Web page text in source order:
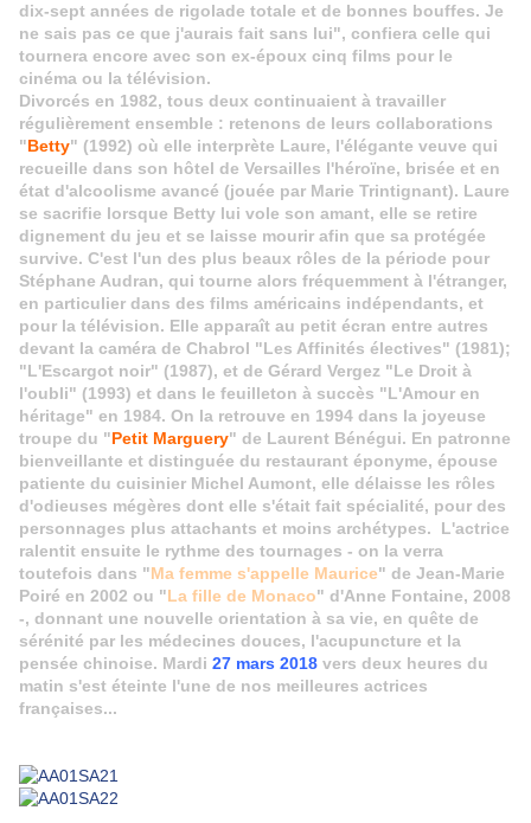
dix-sept années de rigolade totale et de bonnes bouffes. Je
ne sais pas ce que j'aurais fait sans lui", confiera celle qui
tournera encore avec son ex-époux cinq films pour le
cinéma ou la télévision.
Divorcés en 1982, tous deux continuaient à travailler
régulièrement ensemble : retenons de leurs collaborations
"Betty" (1992) où elle interprète Laure, l'élégante veuve qui
recueille dans son hôtel de Versailles l'héroïne, brisée et en
état d'alcoolisme avancé (jouée par Marie Trintignant). Laure
se sacrifie lorsque Betty lui vole son amant, elle se retire
dignement du jeu et se laisse mourir afin que sa protégée
survive. C'est l'un des plus beaux rôles de la période pour
Stéphane Audran, qui tourne alors fréquemment à l'étranger,
en particulier dans des films américains indépendants, et
pour la télévision. Elle apparaît au petit écran entre autres
devant la caméra de Chabrol "Les Affinités électives" (1981);
"L'Escargot noir" (1987), et de Gérard Vergez "Le Droit à
l'oubli" (1993) et dans le feuilleton à succès "L'Amour en
héritage" en 1984. On la retrouve en 1994 dans la joyeuse
troupe du "Petit Marguery" de Laurent Bénégui. En patronne
bienveillante et distinguée du restaurant éponyme, épouse
patiente du cuisinier Michel Aumont, elle délaisse les rôles
d'odieuses mégères dont elle s'était fait spécialité, pour des
personnages plus attachants et moins archétypes. L'actrice
ralentit ensuite le rythme des tournages - on la verra
toutefois dans "Ma femme s'appelle Maurice" de Jean-Marie
Poiré en 2002 ou "La fille de Monaco" d'Anne Fontaine, 2008
-, donnant une nouvelle orientation à sa vie, en quête de
sérénité par les médecines douces, l'acupuncture et la
pensée chinoise. Mardi 27 mars 2018 vers deux heures du
matin s'est éteinte l'une de nos meilleures actrices
françaises...